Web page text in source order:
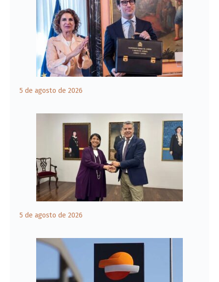
5 de agosto de 2026
5 de agosto de 2026